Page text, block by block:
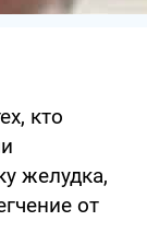
кто
желудка,
от